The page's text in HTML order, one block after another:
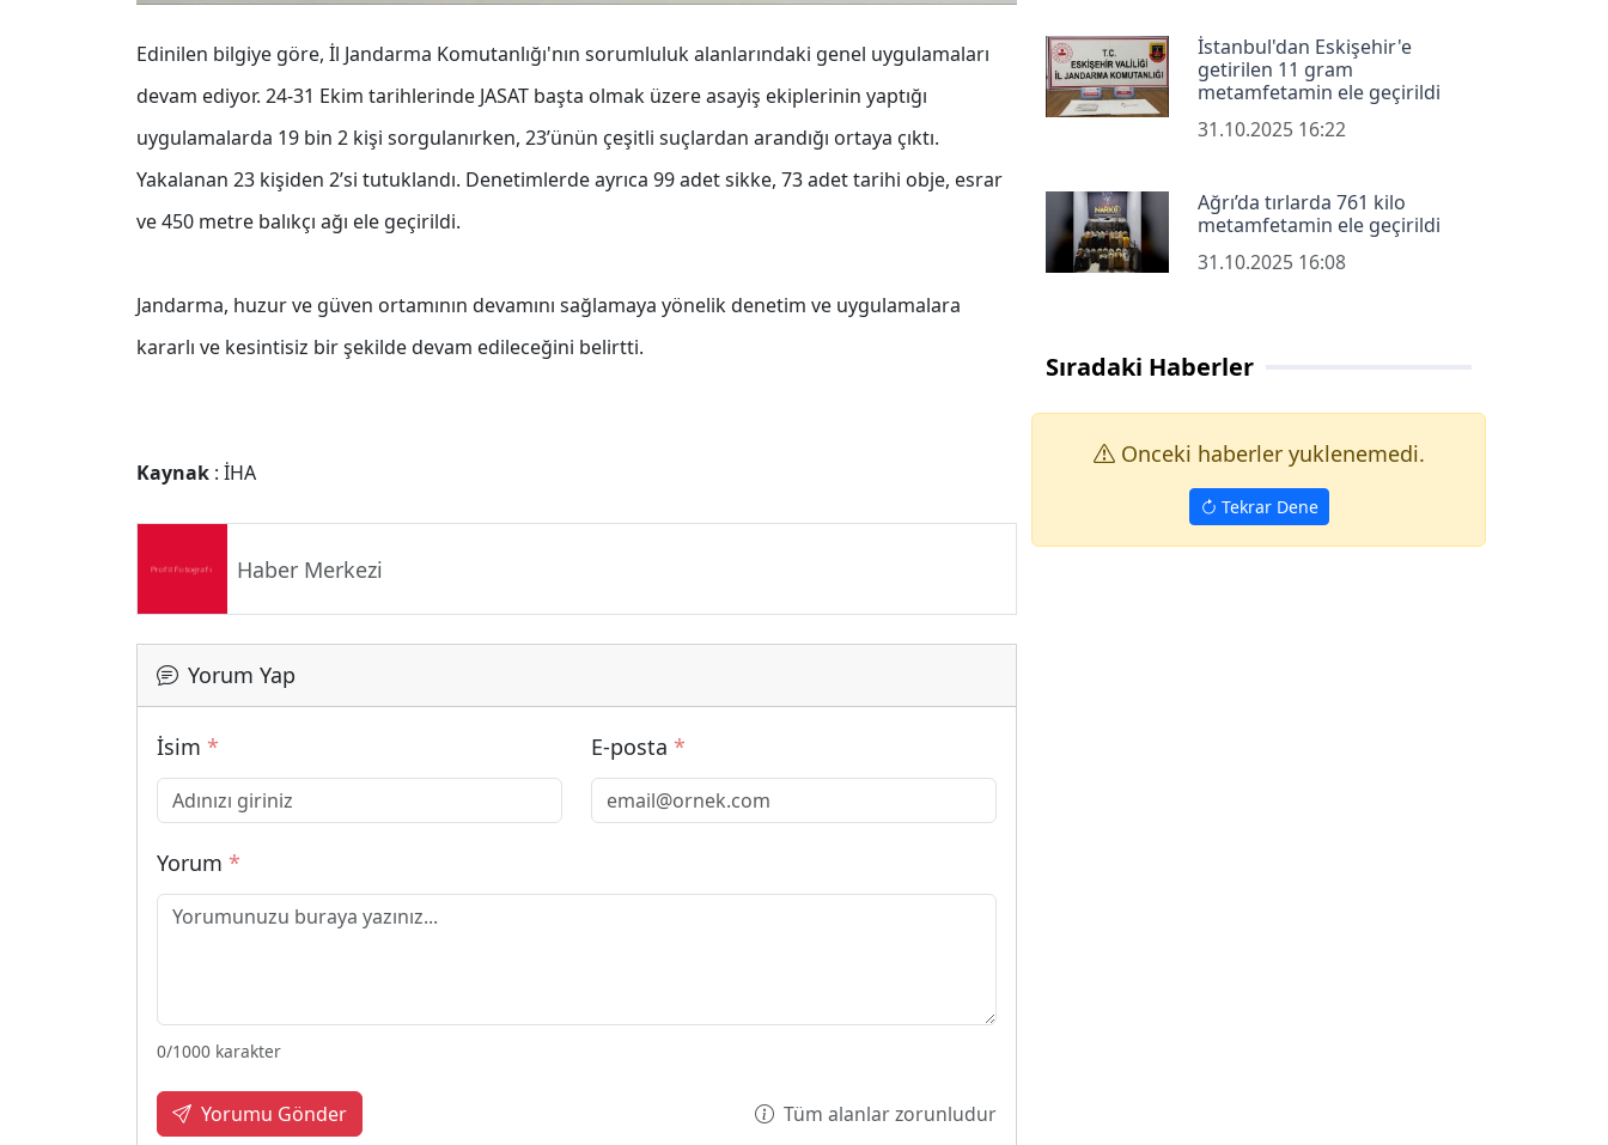
Edinilen bilgiye göre, İl Jandarma Komutanlığı'nın sorumluluk alanlarındaki genel uygulamaları
devam ediyor. 24-31 Ekim tarihlerinde JASAT başta olmak üzere asayiş ekiplerinin yaptığı
uygulamalarda 19 bin 2 kişi sorgulanırken, 23’ünün çeşitli suçlardan arandığı ortaya çıktı.
Yakalanan 23 kişiden 2’si tutuklandı. Denetimlerde ayrıca 99 adet sikke, 73 adet tarihi obje, esrar
ve 450 metre balıkçı ağı ele geçirildi.
Jandarma, huzur ve güven ortamının devamını sağlamaya yönelik denetim ve uygulamalara
kararlı ve kesintisiz bir şekilde devam edileceğini belirtti.
Kaynak : İHA
Haber Merkezi
Yorum Yap
İsim * E-posta *
Yorum *
0/1000 karakter
Yorumu Gönder Tüm alanlar zorunludur
İstanbul'dan Eskişehir'e
getirilen 11 gram
metamfetamin ele geçirildi
31.10.2025 16:22
Ağrı’da tırlarda 761 kilo
metamfetamin ele geçirildi
31.10.2025 16:08
Sıradaki Haberler
Onceki haberler yuklenemedi.
Tekrar Dene